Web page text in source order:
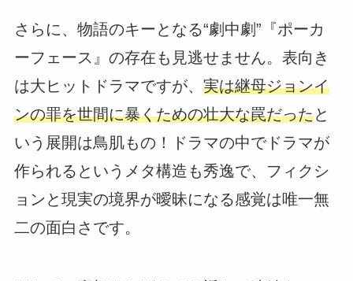
さらに、物語のキーとなる“劇中劇”『ポーカ
ーフェース』の存在も見逃せません。表向き
は大ヒットドラマですが、 実は継母ジョンイ
ンの罪を世間に暴くための壮大な罠だったと
いう展開は鳥肌もの！ドラマの中でドラマが
作られるというメタ構造も秀逸で、フィクシ
ョンと現実の境界が曖昧になる感覚は唯一無
二の面白さです。